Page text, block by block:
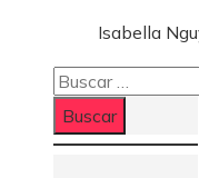
Isabella
Buscar: